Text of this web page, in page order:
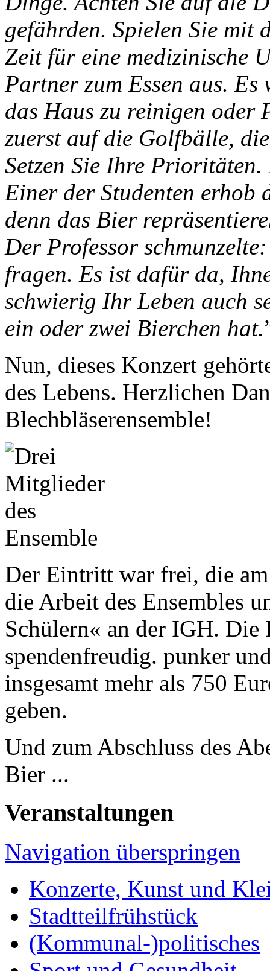
gefährden. Spielen Sie mit
Zeit für eine medizinische
Partner zum Essen aus.
das Haus zu reinigen oder
zuerst auf die Golfbälle,
Setzen Sie Ihre
Einer der Studenten erhob
denn das Bier
Der Professor
fragen. Es ist dafür da,
schwierig Ihr Leben auch
ein oder zwei Bierchen hat.
Nun, dieses Konzert
des Lebens. Herzlichen
Blechbläserensemble!
Der Eintritt war frei, die
die Arbeit des Ensembles
Schülern« an der IGH. Die
spendenfreudig. punker
insgesamt mehr als 750
geben.
Und zum Abschluss des
Bier ...
Veranstaltungen
Navigation überspringen
Konzerte, Kunst und
Stadtteilfrühstück
(Kommunal-)politisches